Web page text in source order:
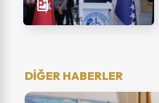
DİĞER HABERLER